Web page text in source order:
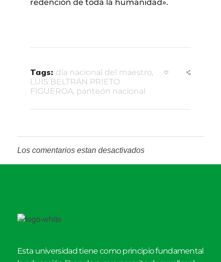
redención de toda la humanidad».
Tags: día nacional del maestro
LUIS BELTRÁN PRIETO
FIGUEROA panteón nacional
Los comentarios estan desactivados
Esta universidad tiene como principio fundamental